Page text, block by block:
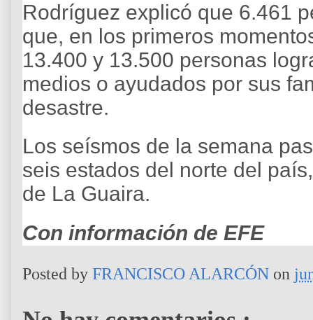
Rodríguez explicó que 6.461
que, en los primeros
13.400 y 13.500 personas
medios o ayudados por sus
desastre.
Los seísmos de la semana
seis estados del norte del
de La Guaira.
Con información de EFE
Posted by FRANCISCO ALARCÓN on